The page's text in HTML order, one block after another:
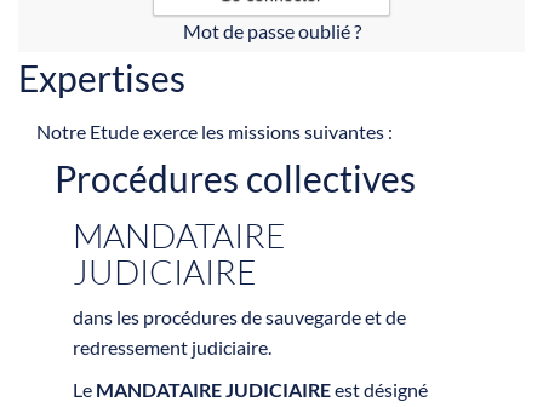
Mot de passe oublié ?
Expertises
Notre Etude exerce les missions suivantes :
Procédures collectives
MANDATAIRE
JUDICIAIRE
dans les procédures de sauvegarde et de
redressement judiciaire.
Le MANDATAIRE JUDICIAIREest désigné